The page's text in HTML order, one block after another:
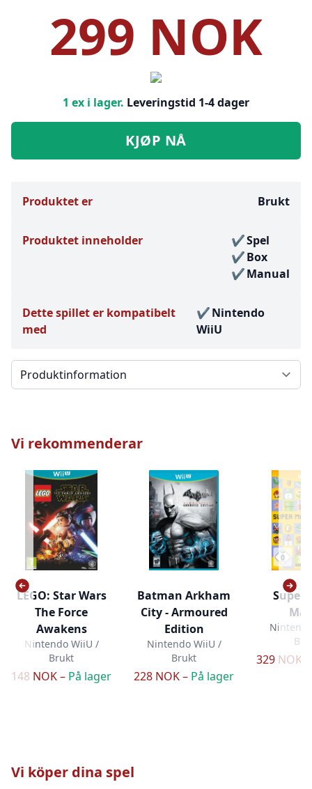
299 NOK
1 ex i lager. Leveringstid 1-4 dager
KJØP NÅ
Produktet er Brukt
Produktet inneholder
Spel
Box
Manual
Dette spillet er kompatibelt
med
Nintendo
WiiU
Välj en flik
Vi rekommenderar
LEGO: Star Wars
The Force
Awakens
Nintendo WiiU /
Brukt
148 NOK – På lager
Batman Arkham
City - Armoured
Edition
Nintendo WiiU /
Brukt
228 NOK – På lager
Super
329 NOK
Vi köper dina spel